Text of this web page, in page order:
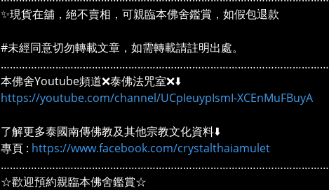
✨現貨在舖，絕不賣相，可親臨本佛舍鑑賞，如假包退款
#未經同意切勿轉載文章，如需轉載請註明出處。
………………………………………………………………………………………………
本佛舍Youtube頻道❌泰佛法咒室❌⬇️
https://youtube.com/channel/UCpIeuypIsmI-XCEnMuFBuyA
了解更多泰國南傳佛教及其他宗教文化資料⬇️
專頁 : https://www.facebook.com/crystalthaiamulet
………………………………………………………………………………………………
☆歡迎預約親臨本佛舍鑑賞☆